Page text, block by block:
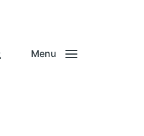
Menu